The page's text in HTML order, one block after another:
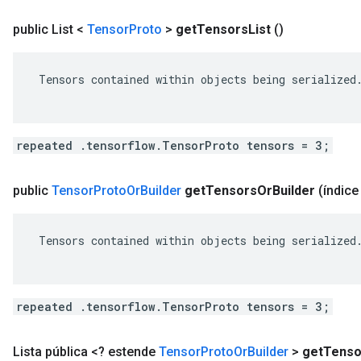
public List < TensorProto > getTensorsList ()
Tensors contained within objects being
repeated .tensorflow.TensorProto tensors = 3;
public TensorProtoOrBuilder getTensorsOrBuilder
Tensors contained within objects being
repeated .tensorflow.TensorProto tensors = 3;
Lista pública <? estende TensorProtoOrBuilder > get